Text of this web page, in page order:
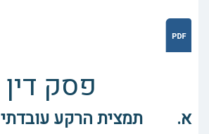
פסק דין
א. תמצית הרקע עובדתי